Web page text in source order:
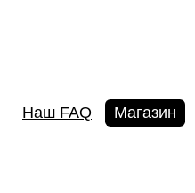
Наш FAQ Магазин